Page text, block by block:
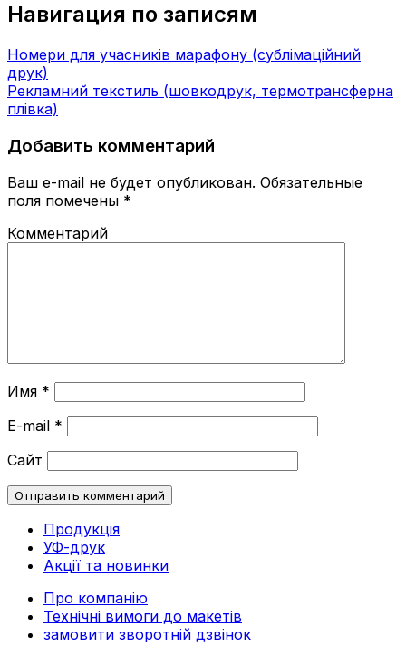
Навигация по записям
Номери для учасників марафону (сублімаційний
друк)
Рекламний текстиль (шовкодрук, термотрансферна
плівка)
Добавить комментарий
Ваш e-mail не будет опубликован. Обязательные
поля помечены *
Комментарий
Имя *
E-mail *
Сайт
Продукція
УФ-друк
Акції та новинки
Про компанію
Технічні вимоги до макетів
замовити зворотній дзвінок